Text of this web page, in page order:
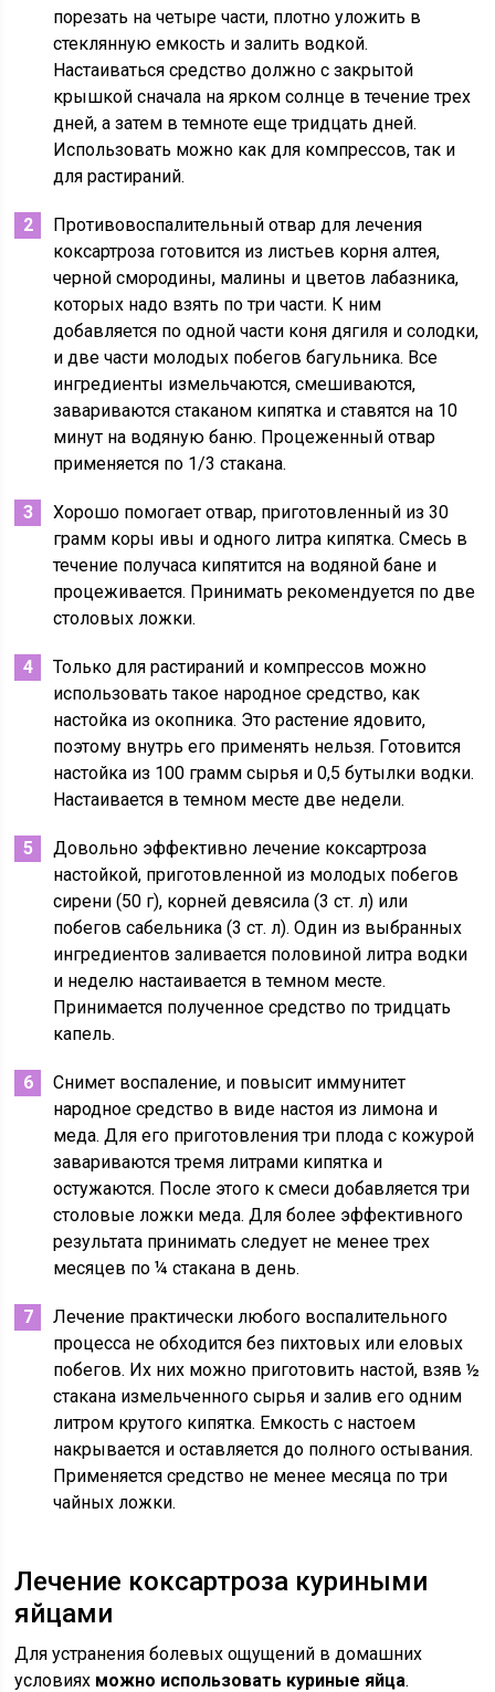
порезать на четыре части, плотно уложить в
стеклянную емкость и залить водкой.
Настаиваться средство должно с закрытой
крышкой сначала на ярком солнце в течение трех
дней, а затем в темноте еще тридцать дней.
Использовать можно как для компрессов, так и
для растираний.
Противовоспалительный отвар для лечения
коксартроза готовится из листьев корня алтея,
черной смородины, малины и цветов лабазника,
которых надо взять по три части. К ним
добавляется по одной части коня дягиля и солодки,
и две части молодых побегов багульника. Все
ингредиенты измельчаются, смешиваются,
завариваются стаканом кипятка и ставятся на 10
минут на водяную баню. Процеженный отвар
применяется по 1/3 стакана.
Хорошо помогает отвар, приготовленный из 30
грамм коры ивы и одного литра кипятка. Смесь в
течение получаса кипятится на водяной бане и
процеживается. Принимать рекомендуется по две
столовых ложки.
Только для растираний и компрессов можно
использовать такое народное средство, как
настойка из окопника. Это растение ядовито,
поэтому внутрь его применять нельзя. Готовится
настойка из 100 грамм сырья и 0,5 бутылки водки.
Настаивается в темном месте две недели.
Довольно эффективно лечение коксартроза
настойкой, приготовленной из молодых побегов
сирени (50 г), корней девясила (3 ст. л) или
побегов сабельника (3 ст. л). Один из выбранных
ингредиентов заливается половиной литра водки
и неделю настаивается в темном месте.
Принимается полученное средство по тридцать
капель.
Снимет воспаление, и повысит иммунитет
народное средство в виде настоя из лимона и
меда. Для его приготовления три плода с кожурой
завариваются тремя литрами кипятка и
остужаются. После этого к смеси добавляется три
столовые ложки меда. Для более эффективного
результата принимать следует не менее трех
месяцев по ¼ стакана в день.
Лечение практически любого воспалительного
процесса не обходится без пихтовых или еловых
побегов. Их них можно приготовить настой, взяв ½
стакана измельченного сырья и залив его одним
литром крутого кипятка. Емкость с настоем
накрывается и оставляется до полного остывания.
Применяется средство не менее месяца по три
чайных ложки.
Лечение коксартроза куриными
яйцами
Для устранения болевых ощущений в домашних
условиях можно использовать куриные яйца.